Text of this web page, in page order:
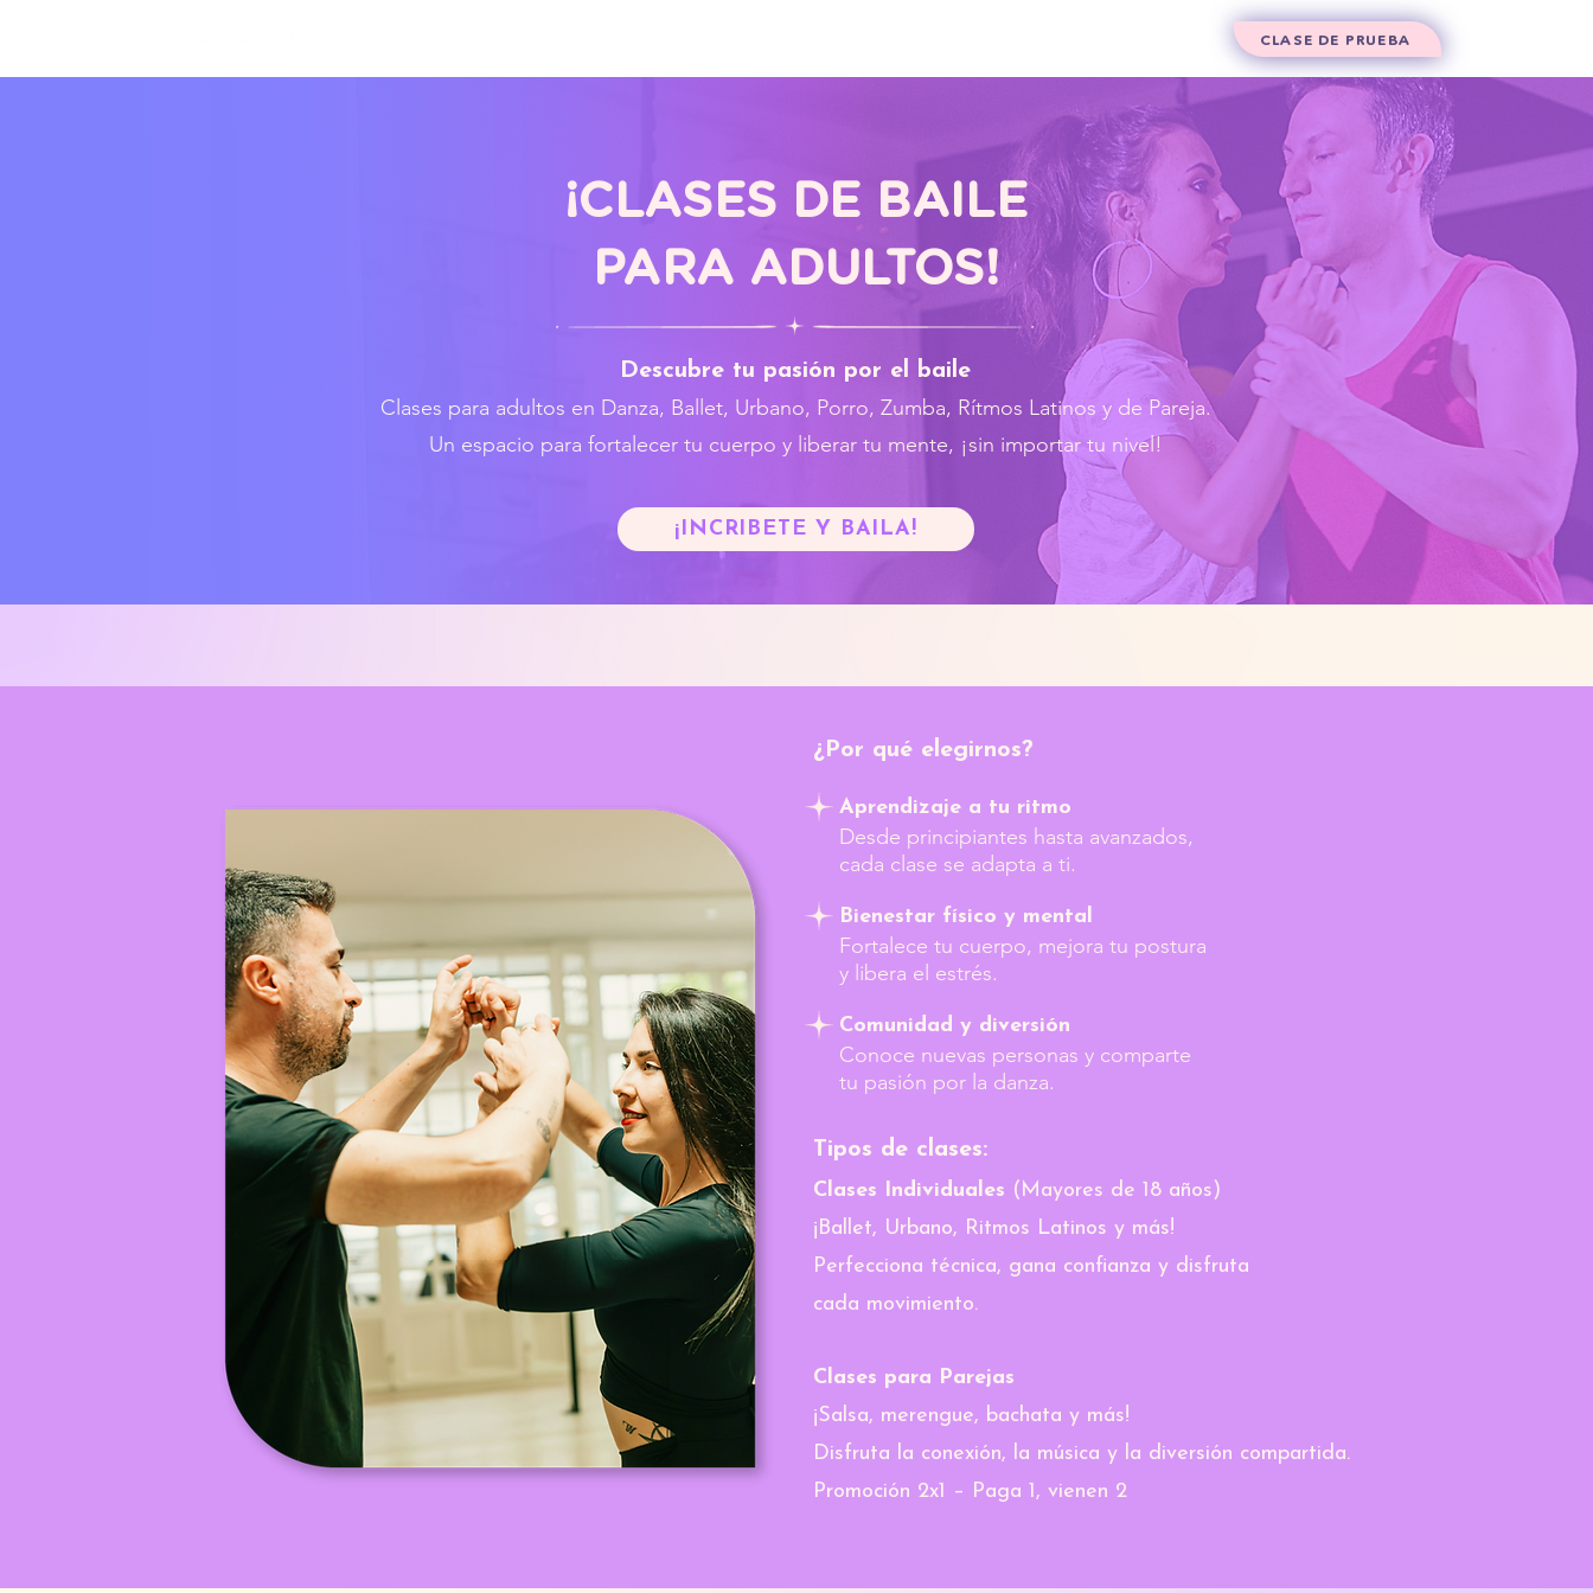
CLASE DE PRUEBA
¡CLASES DE BAILE
PARA ADULTOS!
Descubre tu pasión por el baile
Clases para adultos en Danza, Ballet, Urbano, Porro, Zumba, Rítmos Latinos y de Pareja.
Un espacio para fortalecer tu cuerpo y liberar tu mente, ¡sin importar tu nivel!
¡INCRÍBETE Y BAILA!
¿Por qué elegirnos?
Desde principiantes hasta avanzados,
cada clase se adapta a ti.
Aprendizaje a tu ritmo
Fortalece tu cuerpo, mejora tu postura
y libera el estrés.
Bienestar físico y mental
Conoce nuevas personas y comparte
tu pasión por la danza.
Comunidad y diversión
Tipos de clases:
Clases Individuales (Mayores de 18 años)
¡Ballet, Urbano, Ritmos Latinos y más!
Perfecciona técnica, gana confianza y disfruta
cada movimiento.
Clases para Parejas
¡Salsa, merengue, bachata y más!
Disfruta la conexión, la música y la diversión compartida.
Promoción 2x1 – Paga 1, vienen 2